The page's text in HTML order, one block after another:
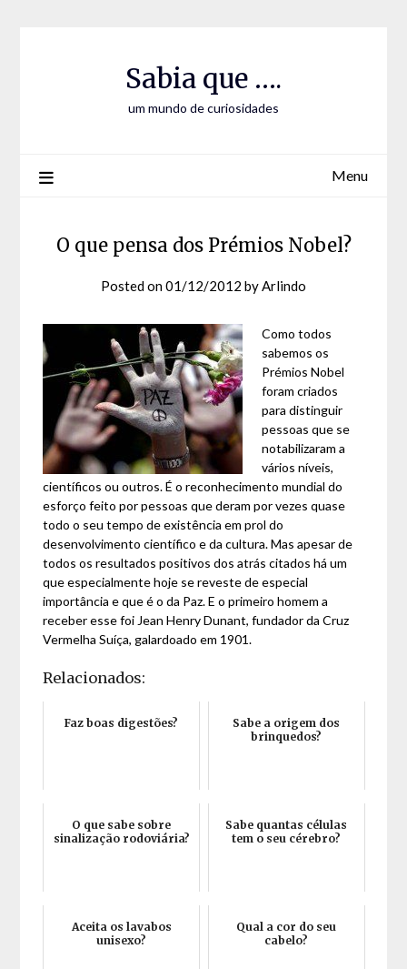
Sabia que ….
um mundo de curiosidades
Menu
O que pensa dos Prémios Nobel?
Posted on01/12/2012 byArlindo
Como todos
sabemos os
Prémios Nobel
foram criados
para distinguir
pessoas que se
notabilizaram a
vários níveis,
científicos ou outros. É o reconhecimento mundial do
esforço feito por pessoas que deram por vezes quase
todo o seu tempo de existência em prol do
desenvolvimento científico e da cultura. Mas apesar de
todos os resultados positivos dos atrás citados há um
que especialmente hoje se reveste de especial
importância e que é o da Paz. E o primeiro homem a
receber esse foi Jean Henry Dunant, fundador da Cruz
Vermelha Suíça, galardoado em 1901.
Relacionados:
Faz boas digestões?
Sabe a origem dos
brinquedos?
O que sabe sobre
sinalização rodoviária?
Sabe quantas células
tem o seu cérebro?
Aceita os lavabos
unisexo?
Qual a cor do seu
cabelo?